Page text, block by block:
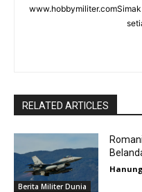
RELATED ARTICLES
Berita Militer Dunia